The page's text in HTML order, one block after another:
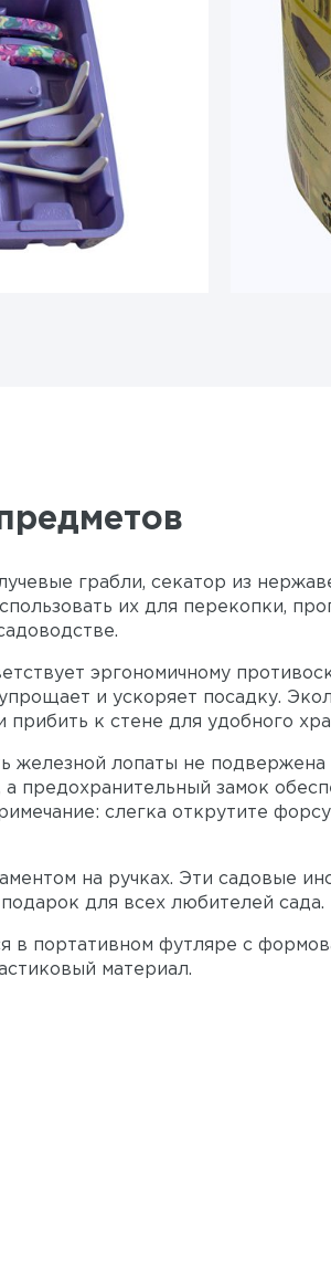
грабли, секатор из
их для перекопки,
эргономичному
и ускоряет посадку.
к стене для удобного
железной лопаты не
предохранительный замок
слегка открутите
на ручках. Эти садовые
для всех любителей сада.
в портативном футляре с
материал.